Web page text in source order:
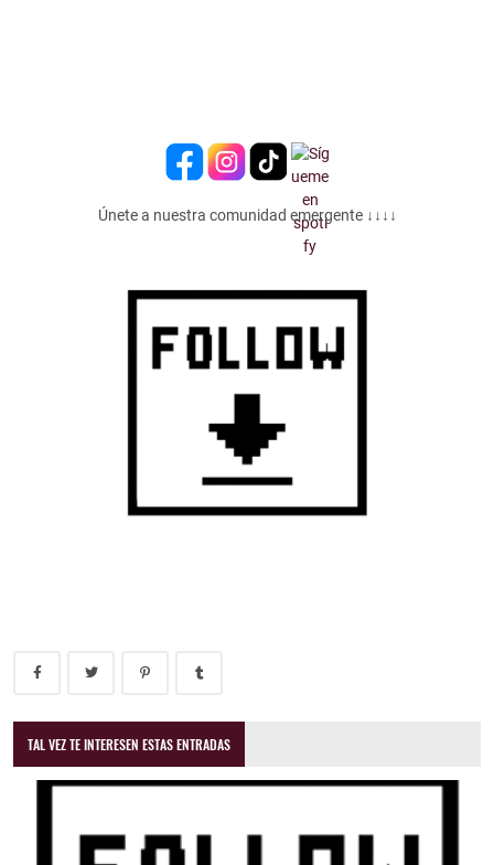
Únete a nuestra comunidad emergente ↓↓↓↓
TAL VEZ TE INTERESEN ESTAS ENTRADAS